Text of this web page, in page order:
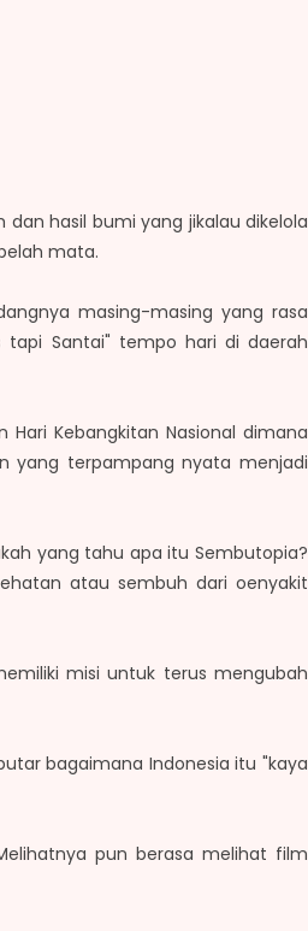
hasil bumi yang jikalau dikelola
mata.
masing-masing yang rasa
tapi Santai" tempo hari di daerah
Kebangkitan Nasional dimana
yang terpampang nyata menjadi
yang tahu apa itu Sembutopia?
atau sembuh dari oenyakit
misi untuk terus mengubah
bagaimana Indonesia itu "kaya
pun berasa melihat film